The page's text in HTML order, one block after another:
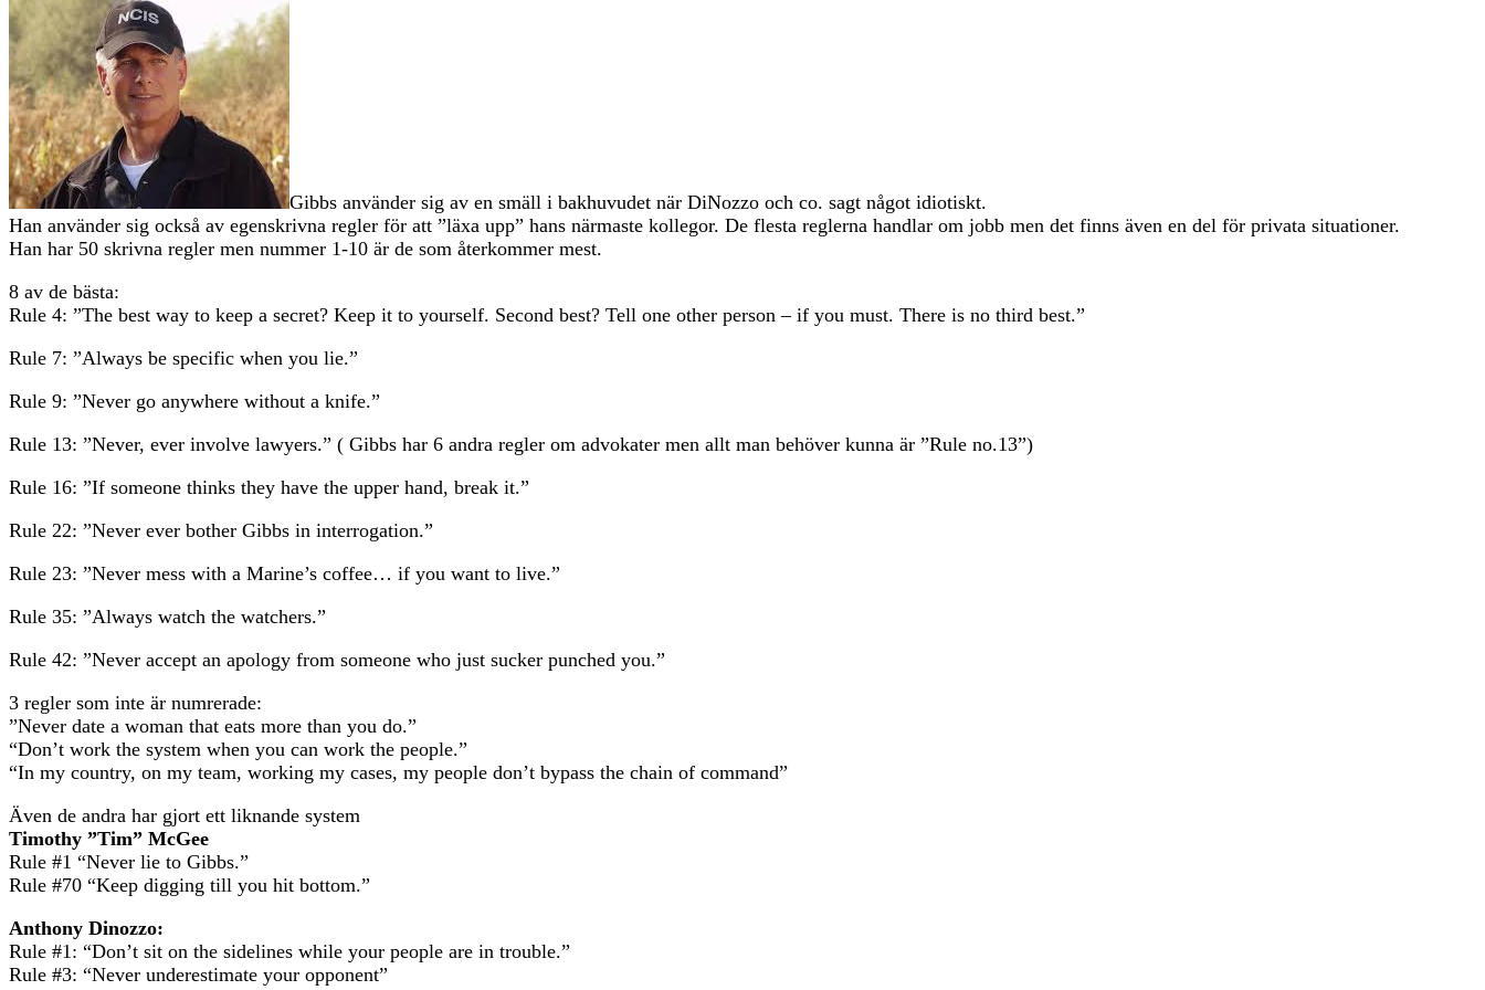
Gibbs använder sig av en smäll i bakhuvudet när DiNozzo och co. sagt något idiotiskt.
Han använder sig också av egenskrivna regler för att ”läxa upp” hans närmaste kollegor. De flesta reglerna handlar om jobb men det finns även en del för privata situationer.
Han har 50 skrivna regler men nummer 1-10 är de som återkommer mest.
8 av de bästa:
Rule 4: ”The best way to keep a secret? Keep it to yourself. Second best? Tell one other person – if you must. There is no third best.”
Rule 7: ”Always be specific when you lie.”
Rule 9: ”Never go anywhere without a knife.”
Rule 13: ”Never, ever involve lawyers.” ( Gibbs har 6 andra regler om advokater men allt man behöver kunna är ”Rule no.13”)
Rule 16: ”If someone thinks they have the upper hand, break it.”
Rule 22: ”Never ever bother Gibbs in interrogation.”
Rule 23: ”Never mess with a Marine’s coffee… if you want to live.”
Rule 35: ”Always watch the watchers.”
Rule 42: ”Never accept an apology from someone who just sucker punched you.”
3 regler som inte är numrerade:
”Never date a woman that eats more than you do.”
“Don’t work the system when you can work the people.”
“In my country, on my team, working my cases, my people don’t bypass the chain of command”
Även de andra har gjort ett liknande system
Timothy ”Tim” McGee
Rule #1 “Never lie to Gibbs.”
Rule #70 “Keep digging till you hit bottom.”
Anthony Dinozzo:
Rule #1: “Don’t sit on the sidelines while your people are in trouble.”
Rule #3: “Never underestimate your opponent”